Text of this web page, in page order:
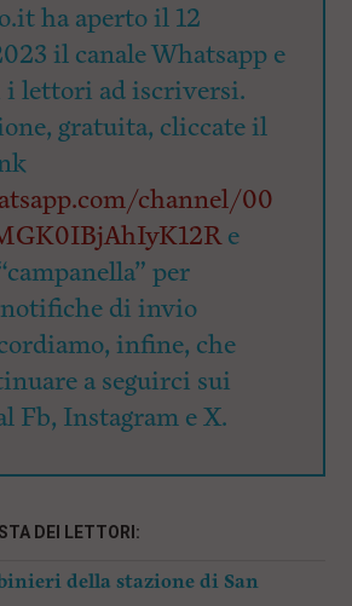
ha aperto il 12
il canale Whatsapp e
lettori ad iscriversi.
gratuita, cliccate il
channel/00
e
per
di invio
infine, che
a seguirci sui
Fb, Instagram e X.
DEI LETTORI:
della stazione di San